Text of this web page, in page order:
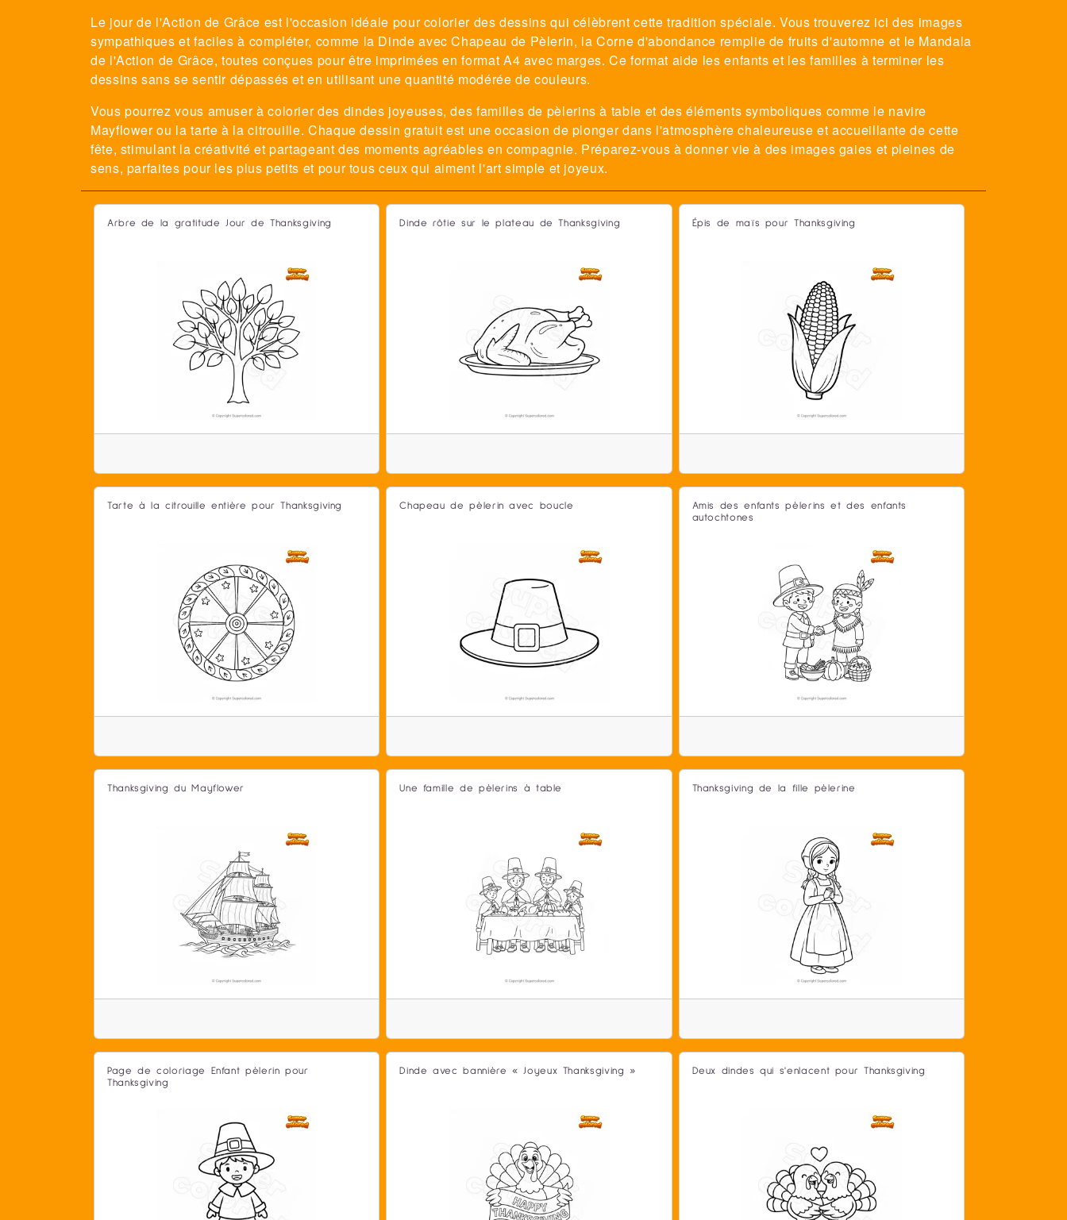
Le jour de l'Action de Grâce est l'occasion idéale pour colorier des dessins qui célèbrent cette tradition spéciale. Vous trouverez ici des images
sympathiques et faciles à compléter, comme la Dinde avec Chapeau de Pèlerin, la Corne d'abondance remplie de fruits d'automne et le Mandala
de l'Action de Grâce, toutes conçues pour être imprimées en format A4 avec marges. Ce format aide les enfants et les familles à terminer les
dessins sans se sentir dépassés et en utilisant une quantité modérée de couleurs.
Vous pourrez vous amuser à colorier des dindes joyeuses, des familles de pèlerins à table et des éléments symboliques comme le navire
Mayflower ou la tarte à la citrouille. Chaque dessin gratuit est une occasion de plonger dans l'atmosphère chaleureuse et accueillante de cette
fête, stimulant la créativité et partageant des moments agréables en compagnie. Préparez-vous à donner vie à des images gaies et pleines de
sens, parfaites pour les plus petits et pour tous ceux qui aiment l'art simple et joyeux.
Arbre de la gratitude Jour de Thanksgiving Dinde rôtie sur le plateau de Thanksgiving Épis de maïs pour Thanksgiving
Tarte à la citrouille entière pour Thanksgiving Chapeau de pèlerin avec boucle
Amis des enfants pèlerins et des enfants
autochtones
Thanksgiving du Mayflower Une famille de pèlerins à table Thanksgiving de la fille pèlerine
Page de coloriage Enfant pèlerin pour
Thanksgiving
Dinde avec bannière « Joyeux Thanksgiving » Deux dindes qui s'enlacent pour Thanksgiving